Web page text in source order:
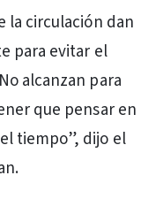
la circulación dan
para evitar el
alcanzan para
que pensar en
tiempo”, dijo el